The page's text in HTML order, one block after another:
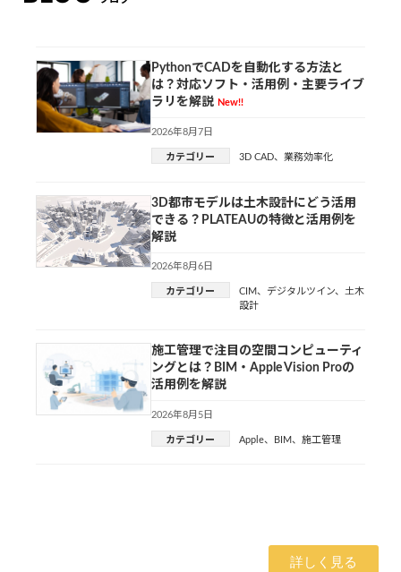
PythonでCADを自動化する方法と
は？対応ソフト・活用例・主要ライブ
ラリを解説 New!!
2026年8月7日
カテゴリー 3D CAD、 業務効率化
3D都市モデルは土木設計にどう活用
できる？PLATEAUの特徴と活用例を
解説
2026年8月6日
カテゴリー CIM、 デジタルツイン、 土木
設計
施工管理で注目の空間コンピューティ
ングとは？BIM・Apple Vision Proの
活用例を解説
2026年8月5日
カテゴリー Apple、 BIM、 施工管理
詳しく見る